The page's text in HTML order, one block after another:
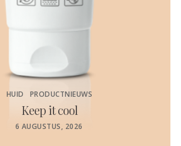
HUID PRODUCTNIEUWS
Keep it cool
POSTED
6 AUGUSTUS, 2026